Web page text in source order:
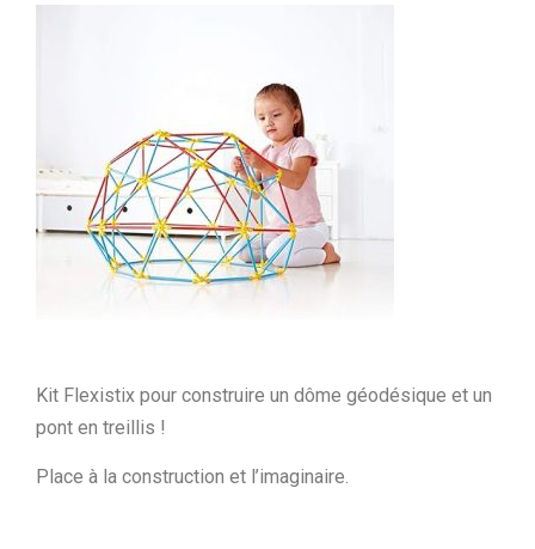
Kit Flexistix pour construire un dôme géodésique et un
pont en treillis !
Place à la construction et l’imaginaire.